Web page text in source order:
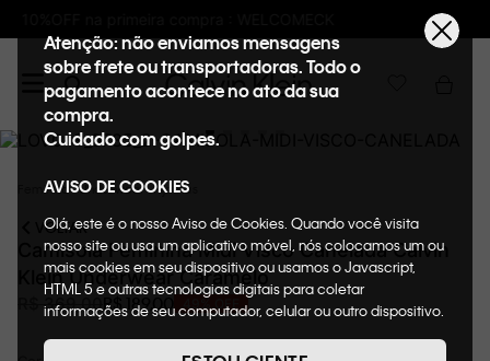
Frete GRÁTIS nas compras acima de
Atenção: não enviamos mensagens
sobre frete ou transportadoras. Todo o
pagamento acontece no ato da sua
compra.
Cuidado com golpes.
AVISO DE COOKIES
Olá, este é o nosso Aviso de Cookies. Quando você visita
nosso site ou usa um aplicativo móvel, nós colocamos um ou
mais cookies em seu dispositivo ou usamos o Javascript,
HTML 5 e outras tecnologias digitais para coletar
informações de seu computador, celular ou outro dispositivo.
de cookies, informaremos quais cookies usaremos e quais
Feminino Underwear Pijamas
VOLTAR
Camisola Feminina Midi Visco Canelada Calvin
Klein Underwear Caramelo
369 R$ 189 00 OFF